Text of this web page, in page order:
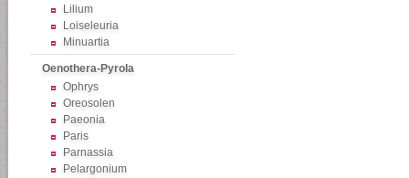
Lilium
Loiseleuria
Minuartia
Oenothera-Pyrola
Ophrys
Oreosolen
Paeonia
Paris
Parnassia
Pelargonium